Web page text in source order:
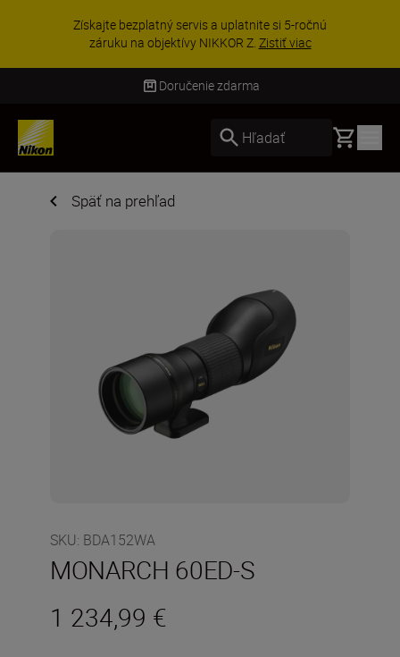
Získajte bezplatný servis a uplatnite si 5-ročnú
záruku na objektívy NIKKOR Z. Zistiť viac
Doručenie zdarma
Hľadať Basket
Späť na prehľad
SKU: BDA152WA
MONARCH 60ED-S
1 234,99 €